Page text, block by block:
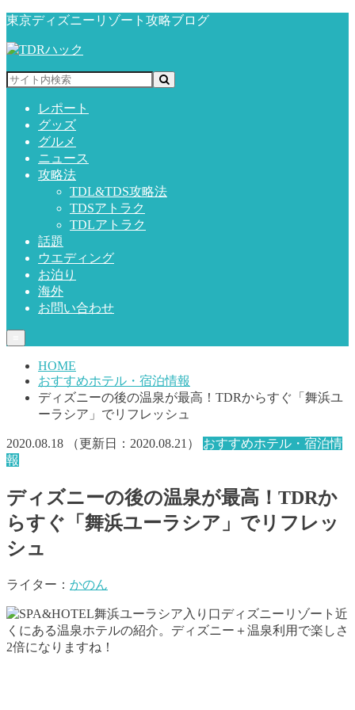
東京ディズニーリゾート攻略ブログ
レポート
グッズ
グルメ
ニュース
攻略法
TDL&TDS攻略法
TDSアトラク
TDLアトラク
話題
ウエディング
お泊り
海外
お問い合わせ
HOME
おすすめホテル・宿泊情報
ディズニーの後の温泉が最高！TDRからすぐ「舞浜ユ
ーラシア」でリフレッシュ
2020.08.18 （更新日： 2020.08.21 ） おすすめホテル・宿泊情
報
ディズニーの後の温泉が最高！TDRか
らすぐ「舞浜ユーラシア」でリフレッ
シュ
ライター： かのん
ディズニーリゾート近
くにある温泉ホテルの紹介。ディズニー＋温泉利用で楽しさ
2倍になりますね！